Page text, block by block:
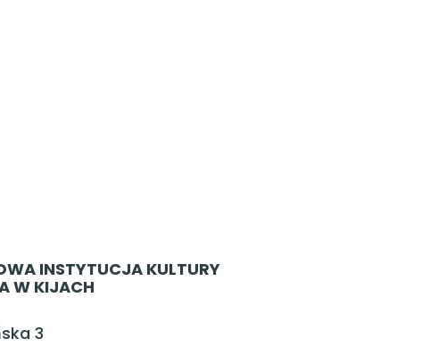
INSTYTUCJA KULTURY
W KIJACH
3